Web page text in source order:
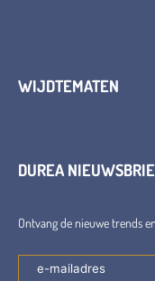
WIJDTEMATEN
DUREA
Ontvang de nieuwe trends